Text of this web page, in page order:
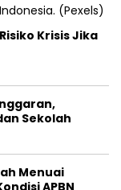
Krisis Jika
Sekolah
Menuai
APBN